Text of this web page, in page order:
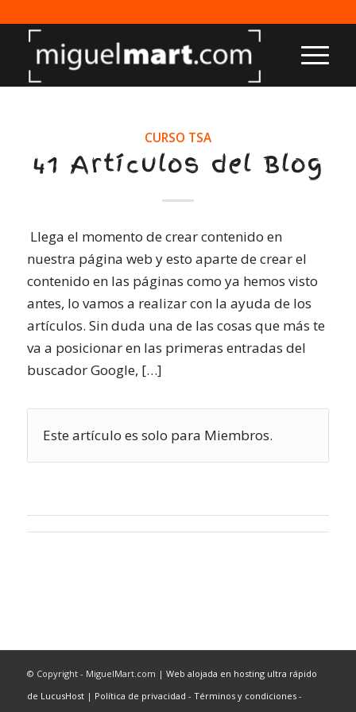
CURSO TSA
41 Artículos del Blog
Llega el momento de crear contenido en
nuestra página web y esto aparte de crear el
contenido en las páginas como ya hemos visto
antes, lo vamos a realizar con la ayuda de los
artículos. Sin duda una de las cosas que más te
va a posicionar en las primeras entradas del
buscador Google, […]
Este artículo es solo para Miembros.
© Copyright - MiguelMart.com | Web alojada en hosting ultra rápido
de LucusHost| Política de privacidad - Términos y condiciones-